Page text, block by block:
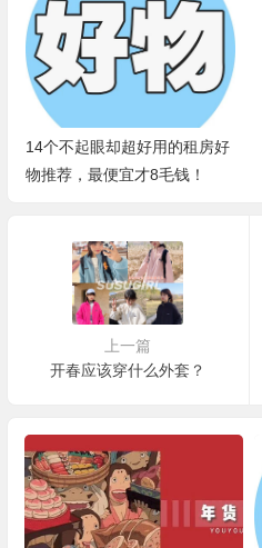
14个不起眼却超好用的租房好
物推荐，最便宜才8毛钱！
上一篇
开春应该穿什么外套？